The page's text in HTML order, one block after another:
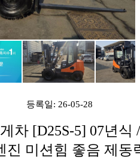
등록일: 26-05-28
차 [D25S-5] 07년식 /
진 미션힘 좋음 제동